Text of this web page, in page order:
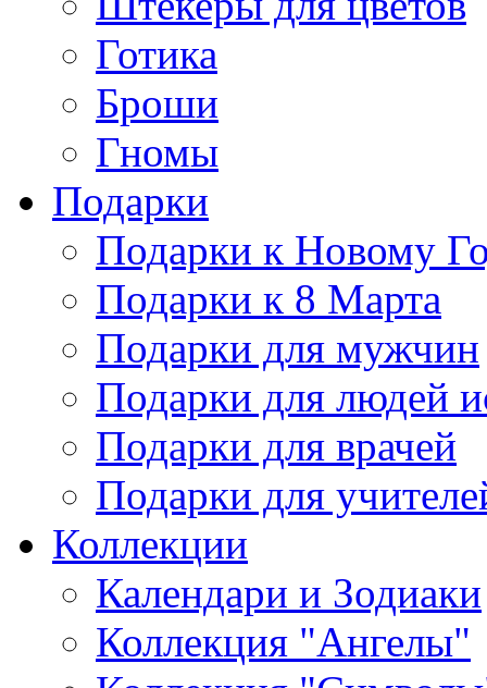
Готика
Броши
Гномы
Подарки
Подарки к Новому
Подарки к 8 Марта
Подарки для мужчин
Подарки для людей
Подарки для врачей
Подарки для
Коллекции
Календари и Зодиаки
Коллекция "Ангелы"